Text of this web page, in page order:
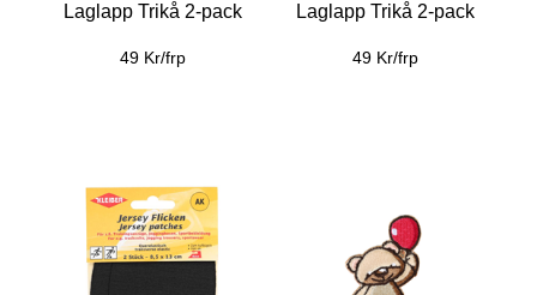
Laglapp Trikå 2-pack
49 Kr/frp
Laglapp Trikå 2-pack
49 Kr/frp